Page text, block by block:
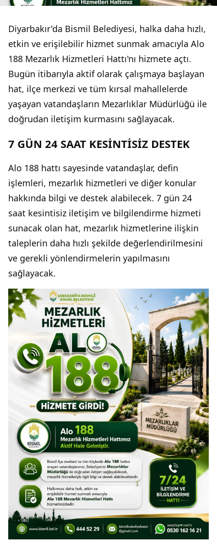
Diyarbakır'da Bismil Belediyesi, halka daha hızlı,
etkin ve erişilebilir hizmet sunmak amacıyla Alo
188 Mezarlık Hizmetleri Hattı'nı hizmete açtı.
Bugün itibarıyla aktif olarak çalışmaya başlayan
hat, ilçe merkezi ve tüm kırsal mahallelerde
yaşayan vatandaşların Mezarlıklar Müdürlüğü ile
doğrudan iletişim kurmasını sağlayacak.
7 GÜN 24 SAAT KESİNTİSİZ DESTEK
Alo 188 hattı sayesinde vatandaşlar, defin
işlemleri, mezarlık hizmetleri ve diğer konular
hakkında bilgi ve destek alabilecek. 7 gün 24
saat kesintisiz iletişim ve bilgilendirme hizmeti
sunacak olan hat, mezarlık hizmetlerine ilişkin
taleplerin daha hızlı şekilde değerlendirilmesini
ve gerekli yönlendirmelerin yapılmasını
sağlayacak.